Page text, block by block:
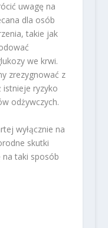
uwagę na
dla osób
takie jak
we krwi.
zrezygnować z
istnieje ryzyko
odżywczych.
wyłącznie na
skutki
na taki sposób